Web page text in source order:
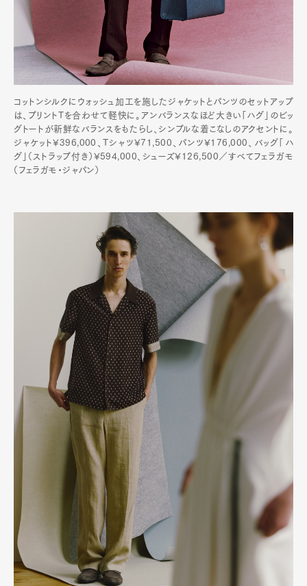
コットンシルクにウォッシュ加工を施したジャケットとパンツのセットアップ
は、プリントTを合わせて軽快に。アンバランスなほど大きい「ハグ」のビッ
グトートが新鮮なバランスをもたらし、シンプルな着こなしのアクセントに。
ジャケット¥396,000、Tシャツ¥71,500、パンツ¥176,000、バッグ「ハ
グ」（ストラップ付き）¥594,000、シューズ¥126,500／すべてフェラガモ
（フェラガモ・ジャパン）